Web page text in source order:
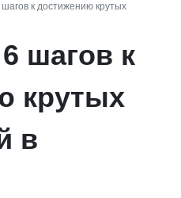
к достижению крутых
шагов к
крутых
в